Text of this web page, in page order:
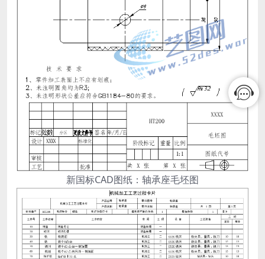
新国标CAD图纸：轴承座毛坯图